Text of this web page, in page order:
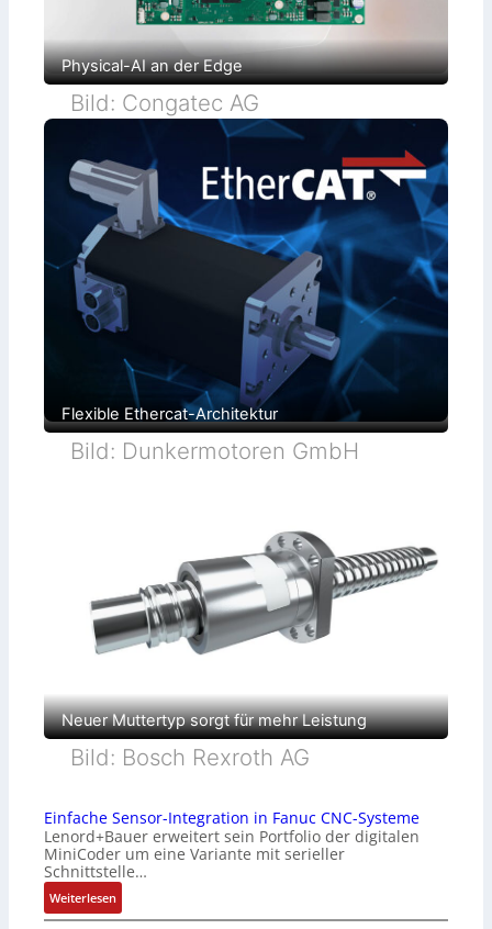
Physical-AI an der Edge
Bild: Congatec AG
Flexible Ethercat-Architektur
Bild: Dunkermotoren GmbH
Neuer Muttertyp sorgt für mehr Leistung
Bild: Bosch Rexroth AG
Einfache Sensor-Integration in Fanuc CNC-Systeme
Lenord+Bauer erweitert sein Portfolio der digitalen
MiniCoder um eine Variante mit serieller
Schnittstelle…
Weiterlesen:
E